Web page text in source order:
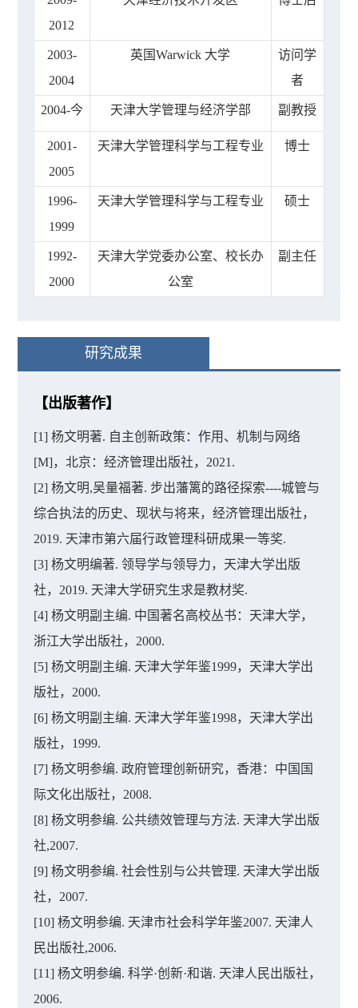
2012
2003-
2004
英国Warwick 大学
访问学
者
2004-今 天津大学管理与经济学部 副教授
2001-
2005
天津大学管理科学与工程专业 博士
1996-
1999
天津大学管理科学与工程专业 硕士
1992-
2000
天津大学党委办公室、校长办
公室
副主任
研究成果
【出版著作】
[1] 杨文明著. 自主创新政策：作用、机制与网络
[M]，北京：经济管理出版社，2021.
[2] 杨文明,吴量福著. 步出藩篱的路径探索----城管与
综合执法的历史、现状与将来，经济管理出版社，
2019. 天津市第六届行政管理科研成果一等奖.
[3] 杨文明编著. 领导学与领导力，天津大学出版
社，2019. 天津大学研究生求是教材奖.
[4] 杨文明副主编. 中国著名高校丛书：天津大学，
浙江大学出版社，2000.
[5] 杨文明副主编. 天津大学年鉴1999，天津大学出
版社，2000.
[6] 杨文明副主编. 天津大学年鉴1998，天津大学出
版社，1999.
[7] 杨文明参编. 政府管理创新研究，香港：中国国
际文化出版社，2008.
[8] 杨文明参编. 公共绩效管理与方法. 天津大学出版
社,2007.
[9] 杨文明参编. 社会性别与公共管理. 天津大学出版
社，2007.
[10] 杨文明参编. 天津市社会科学年鉴2007. 天津人
民出版社,2006.
[11] 杨文明参编. 科学·创新·和谐. 天津人民出版社，
2006.